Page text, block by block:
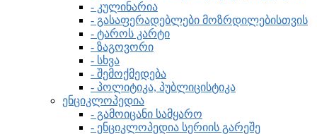
- კულინარია
- გასაფერადებლები მოზრდილებისთვის
- ტაროს კარტი
- ზაგოვორი
- სხვა
- შემოქმედება
- პოლიტიკა, პუბლიცისტიკა
ენციკლოპედია
- გამოიცანი სამყარო
- ენციკლოპედია სერიის გარეშე